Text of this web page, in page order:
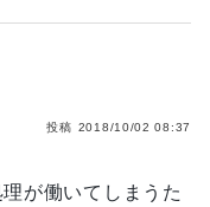
が働いてしまうた
投稿 2018/10/02 08:37